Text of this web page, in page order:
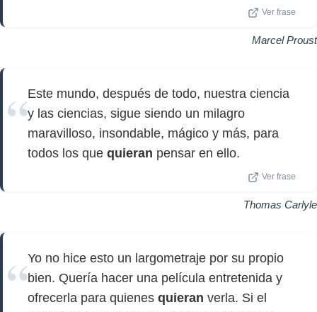
Ver frase
Marcel Proust
Este mundo, después de todo, nuestra ciencia
y las ciencias, sigue siendo un milagro
maravilloso, insondable, mágico y más, para
todos los que quieran pensar en ello.
Ver frase
Thomas Carlyle
Yo no hice esto un largometraje por su propio
bien. Quería hacer una película entretenida y
ofrecerla para quienes quieran verla. Si el